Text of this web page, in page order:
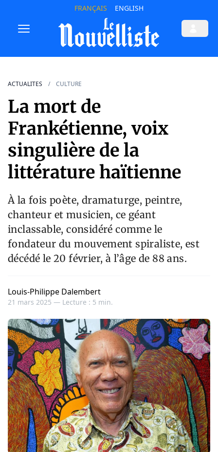
FRANÇAIS ENGLISH
ACTUALITES CULTURE
La mort de
Frankétienne, voix
singulière de la
littérature haïtienne
À la fois poète, dramaturge, peintre,
chanteur et musicien, ce géant
inclassable, considéré comme le
fondateur du mouvement spiraliste, est
décédé le 20 février, à l’âge de 88 ans.
Louis-Philippe Dalembert
21 mars 2025 — Lecture : 5 min.